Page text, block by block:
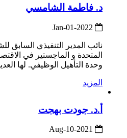
د. فاطمة الشامسي
نائب المدير التنفيذي السابق
المتحدة و الماجستير في
وحدة التأهيل الوظيفي. لها
المزيد
أ.د. جودت بهجت